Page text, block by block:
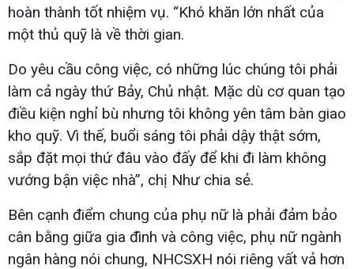
hoàn thành tốt nhiệm vụ. “Khó khăn lớn nhất của
một thủ quỹ là về thời gian.
Do yêu cầu công việc, có những lúc chúng tôi phải
làm cả ngày thứ Bảy, Chủ nhật. Mặc dù cơ quan tạo
điều kiện nghỉ bù nhưng tôi không yên tâm bàn giao
kho quỹ. Vì thế, buổi sáng tôi phải dậy thật sớm,
sắp đặt mọi thứ đâu vào đấy để khi đi làm không
vướng bận việc nhà”, chị Như chia sẻ.
Bên cạnh điểm chung của phụ nữ là phải đảm bảo
cân bằng giữa gia đình và công việc, phụ nữ ngành
ngân hàng nói chung, NHCSXH nói riêng vất vả hơn